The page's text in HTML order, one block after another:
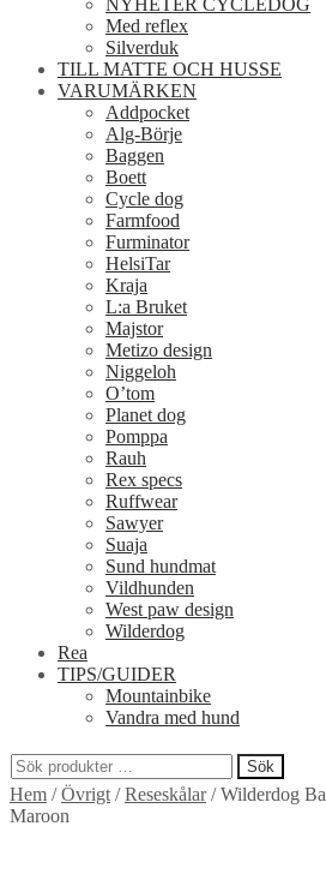
NYHETER CYCLEDOG
Med reflex
Silverduk
TILL MATTE OCH HUSSE
VARUMÄRKEN
Addpocket
Alg-Börje
Baggen
Boett
Cycle dog
Farmfood
Furminator
HelsiTar
Kraja
L:a Bruket
Majstor
Metizo design
Niggeloh
O’tom
Planet dog
Pomppa
Rauh
Rex specs
Ruffwear
Sawyer
Suaja
Sund hundmat
Vildhunden
West paw design
Wilderdog
Rea
TIPS/GUIDER
Mountainbike
Vandra med hund
Sök
efter:
Sök
Hem /Övrigt /Reseskålar/Wilderdog
Maroon